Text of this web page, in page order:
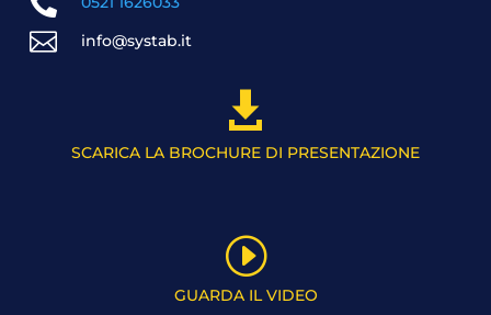
 info@systab.it

SCARICA LA BROCHURE DI PRESENTAZIONE
I
GUARDA IL VIDEO